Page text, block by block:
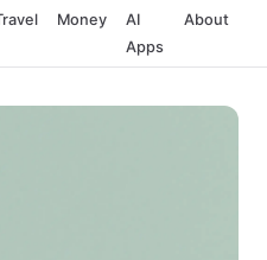
Money
AI
Apps
About